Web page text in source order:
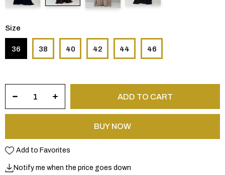
Size
36 38 40 42 44 46
Add to Favorites
Notify me when the price goes down